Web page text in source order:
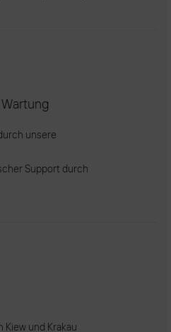
unsere
Support durch
und Krakau